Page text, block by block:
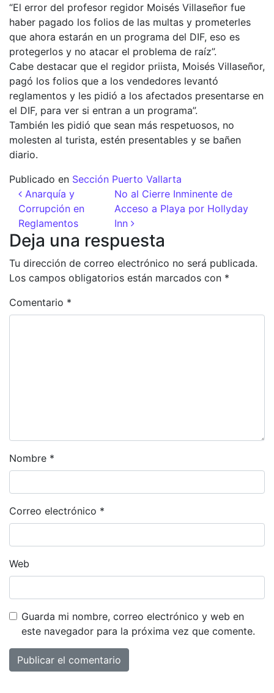
“El error del profesor regidor Moisés Villaseñor fue
haber pagado los folios de las multas y prometerles
que ahora estarán en un programa del DIF, eso es
protegerlos y no atacar el problema de raíz”.
Cabe destacar que el regidor priista, Moisés Villaseñor,
pagó los folios que a los vendedores levantó
reglamentos y les pidió a los afectados presentarse en
el DIF, para ver si entran a un programa”.
También les pidió que sean más respetuosos, no
molesten al turista, estén presentables y se bañen
diario.
Publicado en Sección Puerto Vallarta
Navegación de entradas
Anarquía y
Corrupción en
Reglamentos
No al Cierre Inminente de
Acceso a Playa por Hollyday
Inn
Deja una respuesta
Tu dirección de correo electrónico no será publicada.
Los campos obligatorios están marcados con *
Comentario *
Nombre *
Correo electrónico *
Web
Guarda mi nombre, correo electrónico y web en
este navegador para la próxima vez que comente.